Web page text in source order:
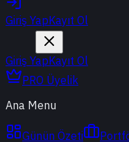
Giriş YapKayıt Ol
Giriş YapKayıt Ol
PRO Üyelik
Ana Menu
Günün Özeti